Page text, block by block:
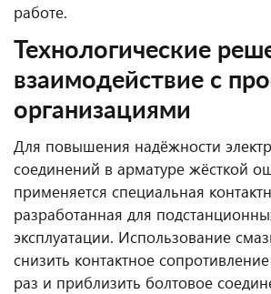
работе.
Технологические
взаимодействие с
организациями
Для повышения надёжности
соединений в арматуре жёсткой
применяется специальная
разработанная для
эксплуатации. Использование
снизить контактное
раз и приблизить болтовое